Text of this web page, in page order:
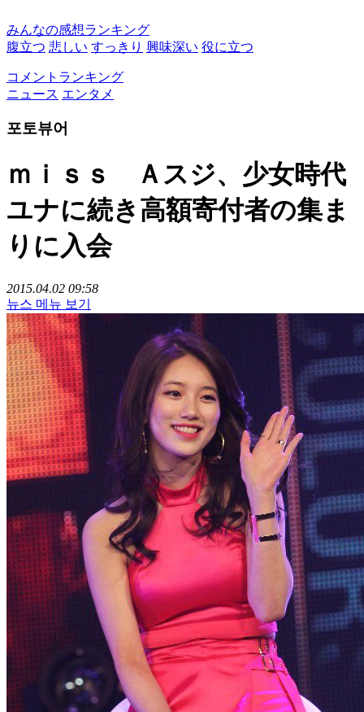
みんなの感想ランキング
腹立つ 悲しい すっきり 興味深い 役に立つ
コメントランキング
ニュース エンタメ
포토뷰어
ｍｉｓｓ Ａスジ、少女時代
ユナに続き高額寄付者の集ま
りに入会
2015.04.02 09:58
뉴스 메뉴 보기